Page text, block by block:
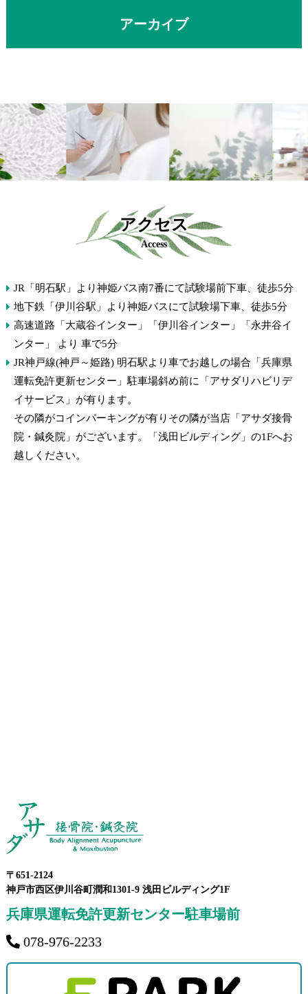
アーカイブ
アクセス
Access
JR「明石駅」より神姫バス南7番にて試験場前下車、徒歩5分
地下鉄「伊川谷駅」より神姫バスにて試験場下車、徒歩5分
高速道路「大蔵谷インター」「伊川谷インター」「永井谷イ
ンター」 より 車で5分
JR神戸線(神戸～姫路) 明石駅より車でお越しの場合「兵庫県
運転免許更新センター」駐車場斜め前に「アサダリハビリデ
イサービス」が有ります。
その隣がコインパーキングが有りその隣が当店「アサダ接骨
院・鍼灸院」がございます。「浅田ビルディング」の1Fへお
越しください。
〒651-2124
神戸市西区伊川谷町潤和1301-9 浅田ビルディング1F
兵庫県運転免許更新センター駐車場前
078-976-2233